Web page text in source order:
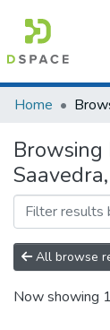
Communities
All of DSpace
Home
All browse
Now showing